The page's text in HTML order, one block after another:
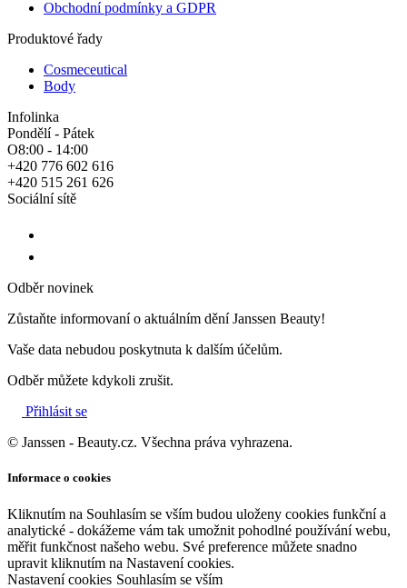
Obchodní podmínky a GDPR
Produktové řady
Cosmeceutical
Body
Infolinka
Pondělí - Pátek
O8:00 - 14:00
+420 776 602 616
+420 515 261 626
Sociální sítě
Odběr novinek
Zůstaňte informovaní o aktuálním dění Janssen Beauty!
Vaše data nebudou poskytnuta k dalším účelům.
Odběr můžete kdykoli zrušit.
Přihlásit se
© Janssen - Beauty.cz. Všechna práva vyhrazena.
Informace o cookies
Kliknutím na Souhlasím se vším budou uloženy cookies funkční a
analytické - dokážeme vám tak umožnit pohodlné používání webu,
měřit funkčnost našeho webu. Své preference můžete snadno
upravit kliknutím na Nastavení cookies.
Nastavení cookies Souhlasím se vším